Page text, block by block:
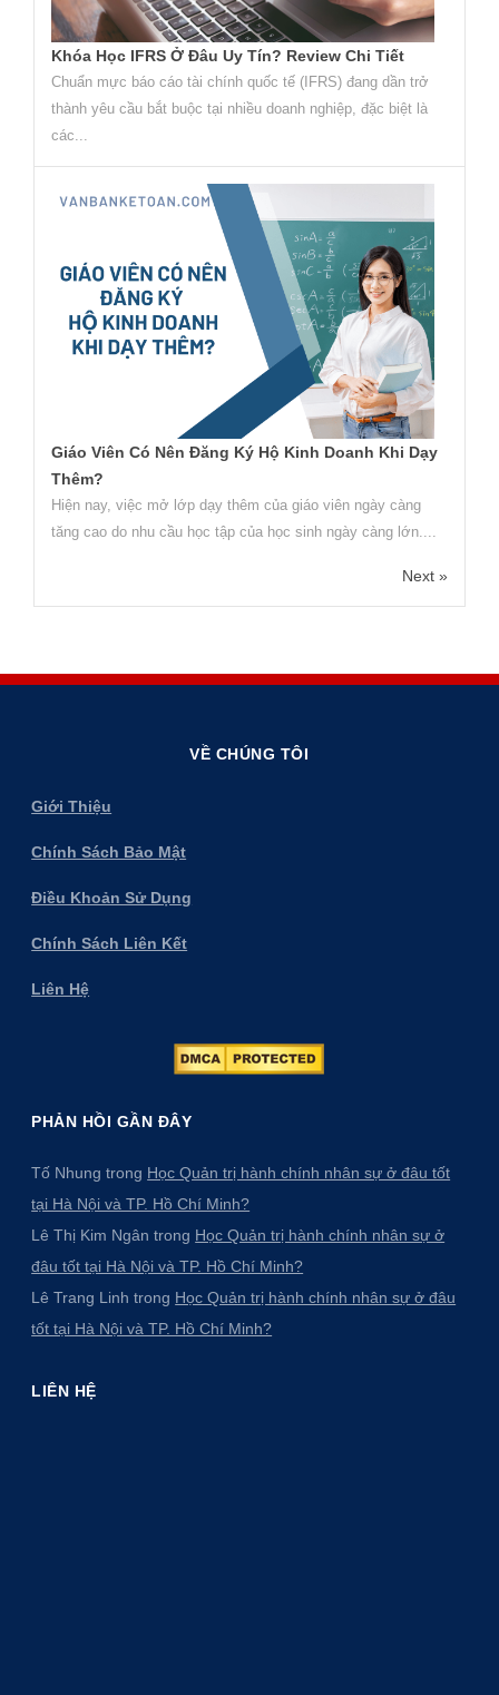
Khóa Học IFRS Ở Đâu Uy Tín? Review Chi Tiết
Chuẩn mực báo cáo tài chính quốc tế (IFRS) đang dần trở
thành yêu cầu bắt buộc tại nhiều doanh nghiệp, đặc biệt là
các...
Giáo Viên Có Nên Đăng Ký Hộ Kinh Doanh Khi Dạy
Thêm?
Hiện nay, việc mở lớp dạy thêm của giáo viên ngày càng
tăng cao do nhu cầu học tập của học sinh ngày càng lớn....
Next »
VỀ CHÚNG TÔI
Giới Thiệu
Chính Sách Bảo Mật
Điều Khoản Sử Dụng
Chính Sách Liên Kết
Liên Hệ
PHẢN HỒI GẦN ĐÂY
Tố Nhung trong Học Quản trị hành chính nhân sự ở đâu tốt
tại Hà Nội và TP. Hồ Chí Minh?
Lê Thị Kim Ngân trong Học Quản trị hành chính nhân sự ở
đâu tốt tại Hà Nội và TP. Hồ Chí Minh?
Lê Trang Linh trong Học Quản trị hành chính nhân sự ở đâu
tốt tại Hà Nội và TP. Hồ Chí Minh?
LIÊN HỆ